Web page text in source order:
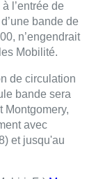
vise à
Meiser et le centre
projet était annoncé
en raison de
D’après le
il améliorera la
trafic.